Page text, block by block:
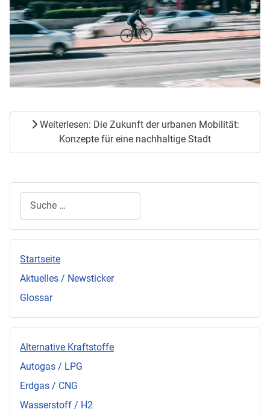
Weiterlesen: Die Zukunft der urbanen Mobilität:
Konzepte für eine nachhaltige Stadt
Suchen
Startseite
Aktuelles / Newsticker
Glossar
Alternative Kraftstoffe
Autogas / LPG
Erdgas / CNG
Wasserstoff / H2